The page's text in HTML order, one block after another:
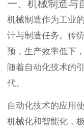
一、机械制造与
机械制造作为工业
计与制造任务。传
预，生产效率低下
随着自动化技术的
代。
自动化技术的应用
机械化和智能化，